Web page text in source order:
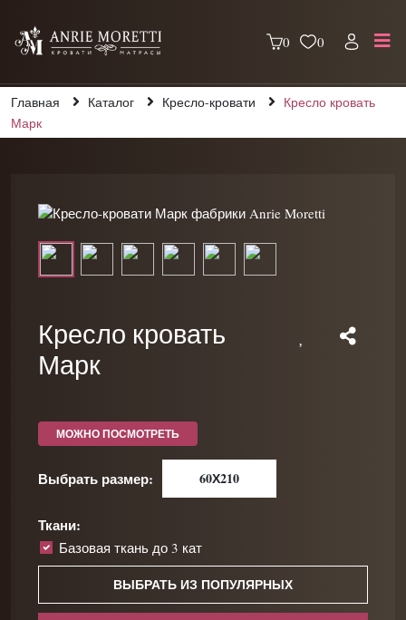
0 0
Главная Каталог Кресло-кровати
Кресло кровать
Марк
Кресло кровать
Марк
МОЖНО ПОСМОТРЕТЬ
Выбрать размер: 60Х210
Ткани:
Базовая ткань до 3 кат
ВЫБРАТЬ ИЗ ПОПУЛЯРНЫХ